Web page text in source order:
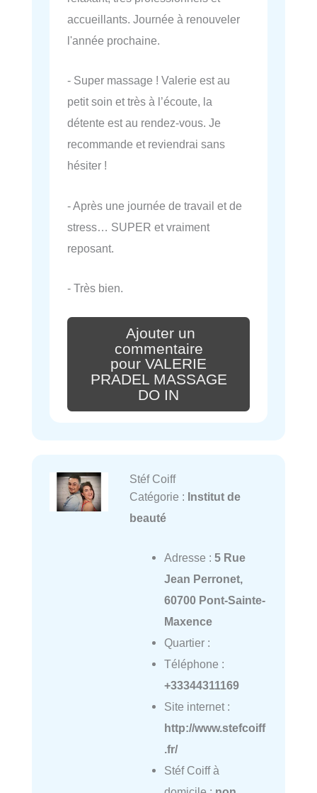
accueillants. Journée à renouveler
l'année prochaine.
- Super massage ! Valerie est au
petit soin et très à l’écoute, la
détente est au rendez-vous. Je
recommande et reviendrai sans
hésiter !
- Après une journée de travail et de
stress… SUPER et vraiment
reposant.
- Très bien.
Ajouter un
commentaire
pour VALERIE
PRADEL MASSAGE
DO IN
Stéf Coiff
Catégorie : Institut de
beauté
Adresse : 5 Rue
Jean Perronet,
60700 Pont-Sainte-
Maxence
Quartier :
Téléphone :
+33344311169
Site internet :
http://www.stefcoiff
.fr/
Stéf Coiff à